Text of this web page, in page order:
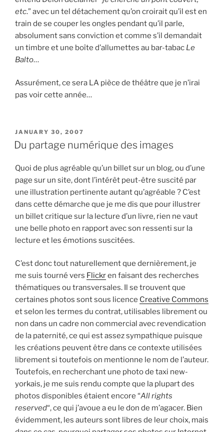
etc.” avec un tel détachement qu’on croirait qu’il est en
train de se couper les ongles pendant qu’il parle,
absolument sans conviction et comme s’il demandait
un timbre et une boîte d’allumettes au bar-tabac Le
Balto…
Assurément, ce sera LA pièce de théâtre que je n’irai
pas voir cette année…
POSTED
ON
JANUARY 30, 2007
Du partage numérique des images
Quoi de plus agréable qu’un billet sur un blog, ou d’une
page sur un site, dont l’intérêt peut-être suscité par
une illustration pertinente autant qu’agréable ? C’est
dans cette démarche que je me dis que pour illustrer
un billet critique sur la lecture d’un livre, rien ne vaut
une belle photo en rapport avec son ressenti sur la
lecture et les émotions suscitées.
C’est donc tout naturellement que dernièrement, je
me suis tourné vers Flickren faisant des recherches
thématiques ou transversales. Il se trouvent que
certaines photos sont sous licence Creative Commons
et selon les termes du contrat, utilisables librement ou
non dans un cadre non commercial avec revendication
de la paternité, ce qui est assez sympathique puisque
les créations peuvent être dans ce contexte utilisées
librement si toutefois on mentionne le nom de l’auteur.
Toutefois, en recherchant une photo de taxi new-
yorkais, je me suis rendu compte que la plupart des
photos disponibles étaient encore “All rights
reserved“, ce qui j’avoue a eu le don de m’agacer. Bien
évidemment, les auteurs sont libres de leur choix, mais